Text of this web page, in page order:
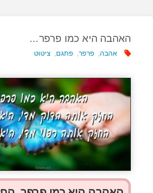
האהבה היא כמו פרפר…
אהבה פרפר פתגם ציטוט